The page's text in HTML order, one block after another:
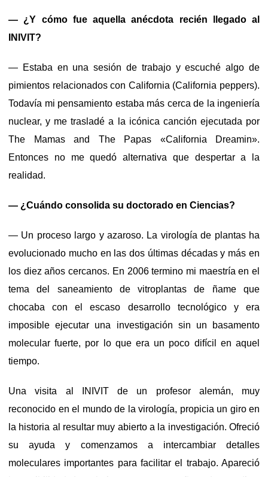
— ¿Y cómo fue aquella anécdota recién llegado al
INIVIT?
— Estaba en una sesión de trabajo y escuché algo de
pimientos relacionados con California (California peppers).
Todavía mi pensamiento estaba más cerca de la ingeniería
nuclear, y me trasladé a la icónica canción ejecutada por
The Mamas and The Papas «California Dreamin».
Entonces no me quedó alternativa que despertar a la
realidad.
— ¿Cuándo consolida su doctorado en Ciencias?
— Un proceso largo y azaroso. La virología de plantas ha
evolucionado mucho en las dos últimas décadas y más en
los diez años cercanos. En 2006 termino mi maestría en el
tema del saneamiento de vitroplantas de ñame que
chocaba con el escaso desarrollo tecnológico y era
imposible ejecutar una investigación sin un basamento
molecular fuerte, por lo que era un poco difícil en aquel
tiempo.
Una visita al INIVIT de un profesor alemán, muy
reconocido en el mundo de la virología, propicia un giro en
la historia al resultar muy abierto a la investigación. Ofreció
su ayuda y comenzamos a intercambiar detalles
moleculares importantes para facilitar el trabajo. Apareció